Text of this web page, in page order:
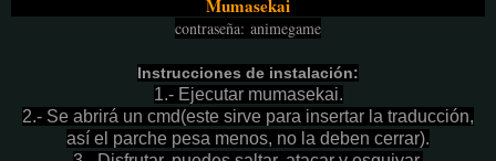
Mumasekai
contraseña: animegame
Instrucciones de instalación:
1.- Ejecutar mumasekai.
2.- Se abrirá un cmd(este sirve para insertar la traducción,
así el parche pesa menos, no la deben cerrar).